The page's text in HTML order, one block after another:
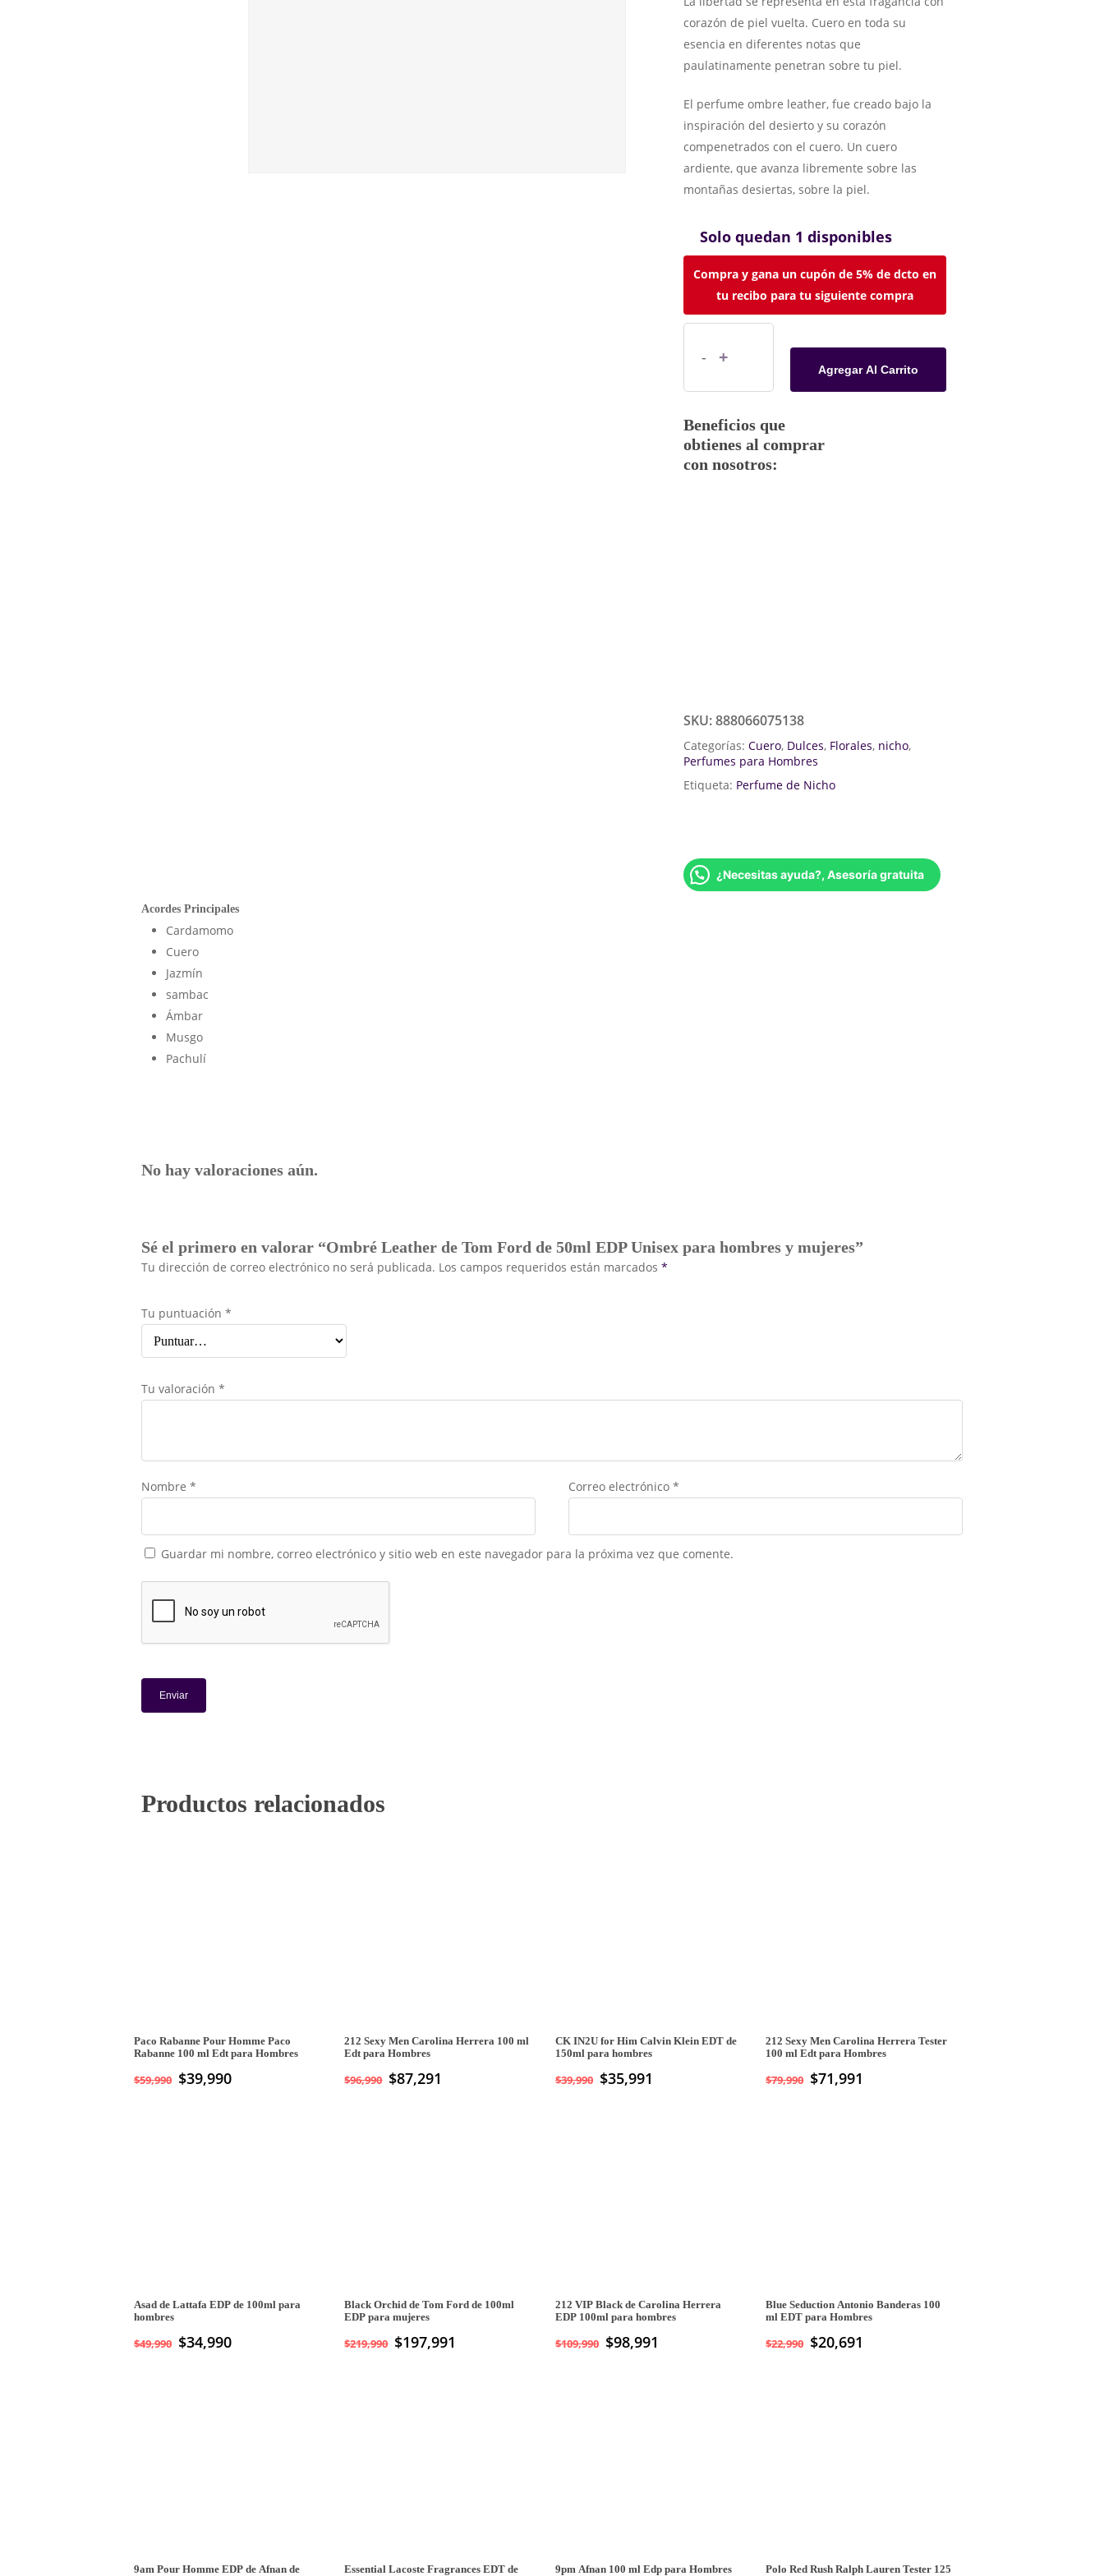
corazón de piel vuelta. Cuero en toda su
esencia en diferentes notas que
paulatinamente penetran sobre tu piel.
El perfume ombre leather, fue creado bajo la
inspiración del desierto y su corazón
compenetrados con el cuero. Un cuero
ardiente, que avanza libremente sobre las
montañas desiertas, sobre la piel.
Solo quedan 1 disponibles
Compra y gana un cupón de 5% de dcto en
tu recibo para tu siguiente compra
Agregar Al Carrito
Beneficios que
obtienes al comprar
con nosotros:
SKU:888066075138
Categorías: Cuero, Dulces, Florales, nicho,
Perfumes para Hombres
Etiqueta: Perfume de Nicho
¿Necesitas ayuda?, Asesoría gratuita
Acordes Principales
Cardamomo
Cuero
Jazmín
sambac
Ámbar
Musgo
Pachulí
No hay valoraciones aún.
Sé el primero en valorar “Ombré Leather de Tom Ford de 50ml EDP Unisex para hombres y mujeres”
Tu dirección de correo electrónico no será publicada. Los campos requeridos están marcados *
Tu puntuación *
Tu valoración *
Nombre * Correo electrónico *
Guardar mi nombre, correo electrónico y sitio web en este navegador para la próxima vez que comente.
Productos relacionados
Paco Rabanne Pour Homme Paco
Rabanne 100 ml Edt para Hombres
$59,990 El
$39,990El
212 Sexy Men Carolina Herrera 100 ml
Edt para Hombres
$96,990 $87,291
CK IN2U for Him Calvin Klein EDT de
150ml para hombres
$39,990 $35,991
212 Sexy Men Carolina Herrera Tester
100 ml Edt para Hombres
$79,990 $71,991
Asad de Lattafa EDP de 100ml para
hombres
$49,990 El
$34,990El
Black Orchid de Tom Ford de 100ml
EDP para mujeres
$219,990 $197,991
212 VIP Black de Carolina Herrera
EDP 100ml para hombres
$109,990 $98,991
Blue Seduction Antonio Banderas 100
ml EDT para Hombres
$22,990 $20,691
9am Pour Homme EDP de Afnan de
Essential Lacoste Fragrances EDT de
9pm Afnan 100 ml Edp para Hombres
Polo Red Rush Ralph Lauren Tester 125